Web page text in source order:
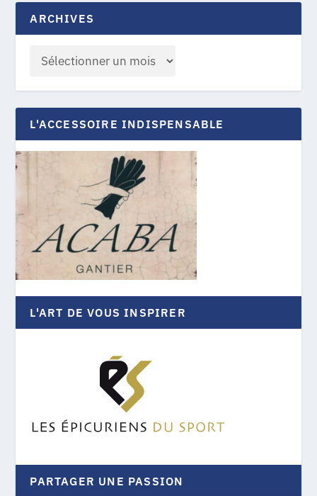
ARCHIVES
L'ACCESSOIRE INDISPENSABLE
L'ART DE VOUS INSPIRER
PARTAGER UNE PASSION